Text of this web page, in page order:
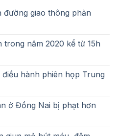
đường giao thông phản
trong năm 2020 kể từ 15h
hành phiên họp Trung
ở Đồng Nai bị phạt hơn